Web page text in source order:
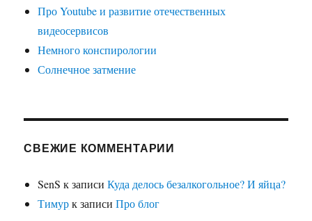
Про Youtube и развитие отечественных
видеосервисов
Немного конспирологии
Солнечное затмение
СВЕЖИЕ КОММЕНТАРИИ
SenS к записиКуда делось безалкогольное? И яйца?
Тимурк записиПро блог